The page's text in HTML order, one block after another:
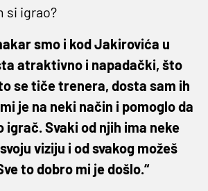
si igrao?
smo i kod Jakirovića u
atraktivno i napadački, što
se tiče trenera, dosta sam ih
je na neki način i pomoglo da
igrač. Svaki od njih ima neke
viziju i od svakog možeš
to dobro mi je došlo.“